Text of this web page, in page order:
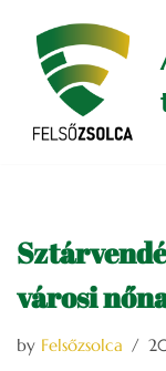
Skip
content
városi
by Felsőzsolca